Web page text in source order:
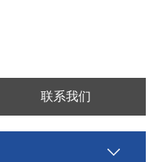
联系我们